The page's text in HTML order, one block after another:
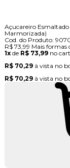
Açucareiro
Marmorizada)
Cod. do Produto:
R$ 73,99 Mais formas
1xde R$ 73,99 no
R$ 70,29 à vista no
R$ 70,29 à vista no